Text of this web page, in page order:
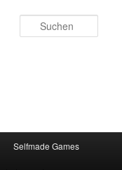
Selfmade Games